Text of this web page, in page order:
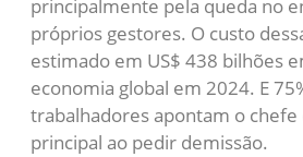
principalmente pela queda no
próprios gestores. O custo
estimado em US$ 438 bilhões
economia global em 2024. E
trabalhadores apontam o
principal ao pedir demissão.